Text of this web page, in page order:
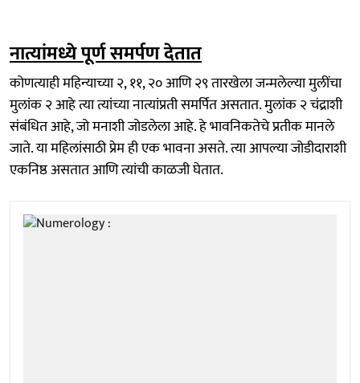
नात्यांमध्ये पूर्ण समर्पण देतात
कोणत्याही महिन्याच्या २, ११, २० आणि २९ तारखेला जन्मलेल्या मुलींचा
मुलांक २ आहे त्या त्यांच्या नात्यांप्रती समर्पित असतात. मुलांक २ चंद्राशी
संबंधित आहे, जो मनाशी जोडलेला आहे. हे भावनिकतेचे प्रतीक मानले
जाते. या महिलांसाठी प्रेम ही एक भावना असते. त्या आपल्या जोडीदाराशी
एकनिष्ठ असतात आणि त्यांची काळजी घेतात.